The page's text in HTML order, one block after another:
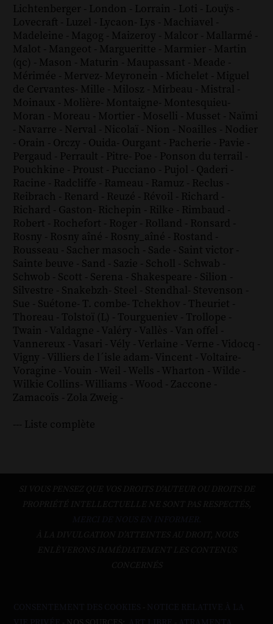
Lichtenberger - London - Lorrain - Loti - Louÿs -
Lovecraft - Luzel - Lycaon- Lys - Machiavel -
Madeleine - Magog - Maizeroy - Malcor - Mallarmé -
Malot - Mangeot - Margueritte - Marmier - Martin
(qc) - Mason - Maturin - Maupassant - Meade -
Mérimée - Mervez- Meyronein - Michelet - Miguel
de Cervantes- Mille - Milosz - Mirbeau - Mistral -
Moinaux - Molière- Montaigne- Montesquieu-
Moran - Moreau - Mortier - Moselli - Musset - Naïmi
- Navarre - Nerval - Nicolaï - Nion - Noailles - Nodier
- Orain - Orczy - Ouida- Ourgant - Pacherie - Pavie -
Pergaud - Perrault - Pitre- Poe - Ponson du terrail -
Pouchkine - Proust - Pucciano - Pujol - Qaderi -
Racine - Radcliffe - Rameau - Ramuz - Reclus -
Reibrach - Renard - Reuzé - Révoil - Richard -
Richard - Gaston- Richepin - Rilke - Rimbaud -
Robert - Rochefort - Roger - Rolland - Ronsard -
Rosny - Rosny aîné - Rosny_aîné - Rostand -
Rousseau - Sacher masoch - Sade - Saint victor -
Sainte beuve - Sand - Sazie - Scholl - Schwab -
Schwob - Scott - Serena - Shakespeare - Silion -
Silvestre - Snakebzh- Steel - Stendhal- Stevenson -
Sue - Suétone- T. combe- Tchekhov - Theuriet -
Thoreau - Tolstoï (L) - Tourgueniev - Trollope -
Twain - Valdagne - Valéry - Vallès - Van offel -
Vannereux - Vasari - Vély - Verlaine - Verne - Vidocq -
Vigny - Villiers de l´isle adam- Vincent - Voltaire-
Voragine - Vouin - Weil - Wells - Wharton - Wilde -
Wilkie Collins- Williams - Wood - Zaccone -
Zamacoïs - Zola Zweig -
--- Liste complète